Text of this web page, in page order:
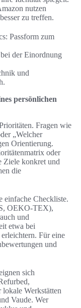
nutzen
zu treffen.
Passform zum
der Einordnung
und
persönlichen
Fragen wie
„Welcher
Orientierung.
oder
Ziele konkret und
die
einfache Checkliste.
OEKO-TEX),
und
etwa bei
Für eine
und
sich
Werkstätten
Vaude. Wer